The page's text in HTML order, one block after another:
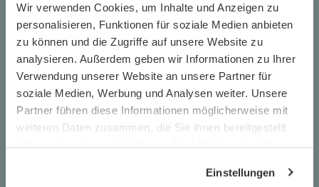
Wir verwenden Cookies, um Inhalte und Anzeigen zu
personalisieren, Funktionen für soziale Medien anbieten
zu können und die Zugriffe auf unsere Website zu
analysieren. Außerdem geben wir Informationen zu Ihrer
Verwendung unserer Website an unsere Partner für
soziale Medien, Werbung und Analysen weiter. Unsere
Partner führen diese Informationen möglicherweise mit
weiteren Daten zusammen, die Sie ihnen bereitgestellt
haben oder die sie im Rahmen Ihrer Nutzung der Dienste
Einstellungen
meinUnterricht GmbH
c/o WeWork
Kemperplatz 1
D-10785 Berlin